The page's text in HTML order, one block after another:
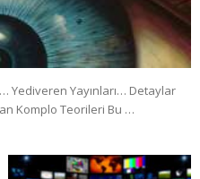
Yediveren Yayınları… Detaylar
Komplo Teorileri Bu …